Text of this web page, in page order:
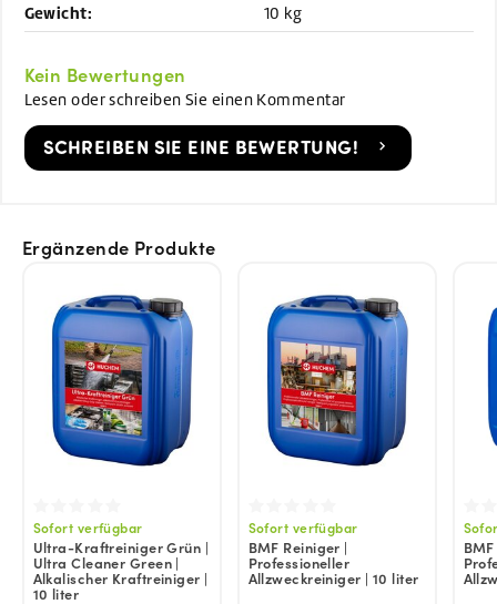
Gewicht: 10 kg
Kein Bewertungen
Lesen oder schreiben Sie einen Kommentar
SCHREIBEN SIE EINE BEWERTUNG!
Ergänzende Produkte
Sofort verfügbar
Ultra-Kraftreiniger Grün |
Ultra Cleaner Green |
Alkalischer Kraftreiniger |
10 liter
Sofort verfügbar
BMF Reiniger |
Professioneller
Allzweckreiniger | 10 liter